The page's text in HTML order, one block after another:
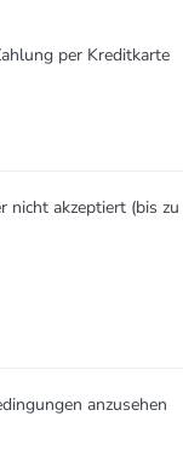
per Kreditkarte
nicht akzeptiert (bis zu
anzusehen